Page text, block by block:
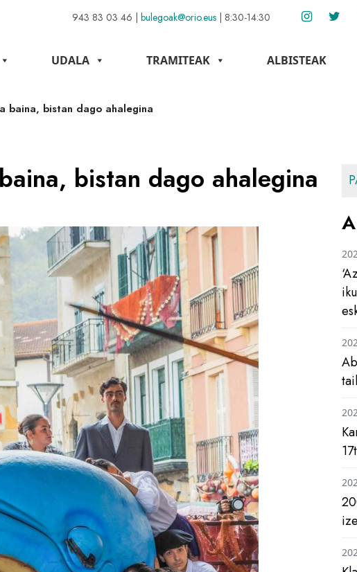
943 83 03 46 | bulegoak@orio.eus | 8:30-14:30
UDALA TRAMITEAK ALBISTEAK
baina, bistan dago ahalegina
bistan dago ahalegina